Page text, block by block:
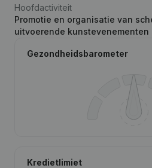
Hoofdactiviteit
Promotie en organisatie van
uitvoerende kunstevenementen
Gezondheidsbarometer
Kredietlimiet